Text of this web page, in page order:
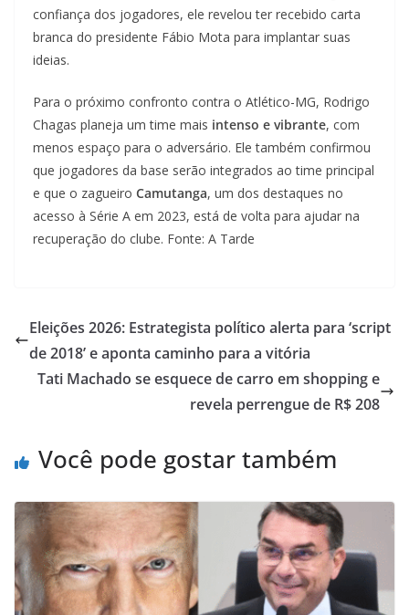
confiança dos jogadores, ele revelou ter recebido carta
branca do presidente Fábio Mota para implantar suas
ideias.
Para o próximo confronto contra o Atlético-MG, Rodrigo
Chagas planeja um time mais intenso e vibrante, com
menos espaço para o adversário. Ele também confirmou
que jogadores da base serão integrados ao time principal
e que o zagueiro Camutanga, um dos destaques no
acesso à Série A em 2023, está de volta para ajudar na
recuperação do clube. Fonte: A Tarde
Eleições 2026: Estrategista político alerta para ‘script
de 2018’ e aponta caminho para a vitória
Tati Machado se esquece de carro em shopping e
revela perrengue de R$ 208
Você pode gostar também